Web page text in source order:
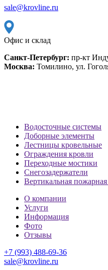
sale@krovline.ru
Офис и склад
Санкт-Петербург: пр-кт
Москва: Томилино, ул.
Водосточные системы
Доборные элементы
Лестницы кровельные
Ограждения кровли
Переходные мостики
Снегозадержатели
Вертикальная
О компании
Услуги
Информация
Фото
Отзывы
+7 (993) 488-69-36
sale@krovline.ru